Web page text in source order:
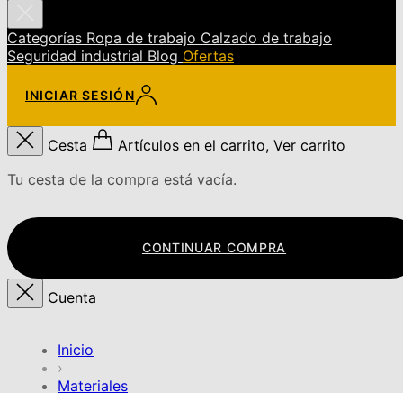
Categorías Ropa de trabajo Calzado de trabajo
Seguridad industrial Blog Ofertas
INICIAR SESIÓN
Cesta
Artículos en el carrito, Ver carrito
Tu cesta de la compra está vacía.
CONTINUAR COMPRA
Cuenta
Inicio
›
Materiales